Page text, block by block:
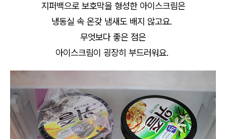
지퍼백으로 보호막을 형성한 아이스크림은
냉동실 속 온갖 냄새도 배지 않고요.
무엇보다 좋은 점은
아이스크림이 굉장히 부드러워요.